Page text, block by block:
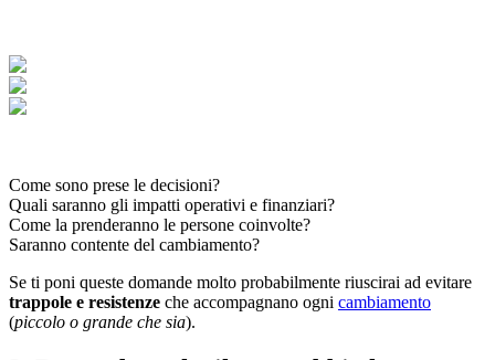
Come sono prese le decisioni?
Quali saranno gli impatti operativi e finanziari?
Come la prenderanno le persone coinvolte?
Saranno contente del cambiamento?
Se ti poni queste domande molto probabilmente riuscirai ad evitare
trappole e resistenze che accompagnano ogni cambiamento
(piccolo o grande che sia).